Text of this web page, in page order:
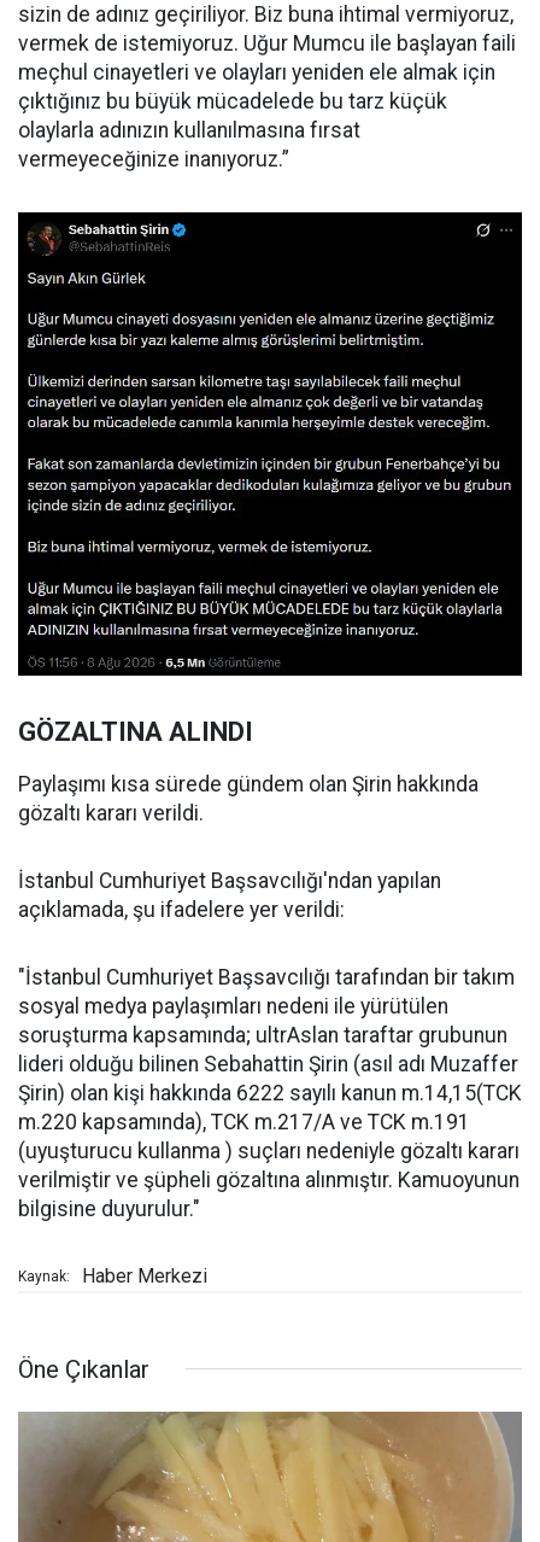
sizin de adınız geçiriliyor. Biz buna ihtimal vermiyoruz,
vermek de istemiyoruz. Uğur Mumcu ile başlayan faili
meçhul cinayetleri ve olayları yeniden ele almak için
çıktığınız bu büyük mücadelede bu tarz küçük
olaylarla adınızın kullanılmasına fırsat
vermeyeceğinize inanıyoruz.”
GÖZALTINA ALINDI
Paylaşımı kısa sürede gündem olan Şirin hakkında
gözaltı kararı verildi.
İstanbul Cumhuriyet Başsavcılığı'ndan yapılan
açıklamada, şu ifadelere yer verildi:
"İstanbul Cumhuriyet Başsavcılığı tarafından bir takım
sosyal medya paylaşımları nedeni ile yürütülen
soruşturma kapsamında; ultrAslan taraftar grubunun
lideri olduğu bilinen Sebahattin Şirin (asıl adı Muzaffer
Şirin) olan kişi hakkında 6222 sayılı kanun m.14,15(TCK
m.220 kapsamında), TCK m.217/A ve TCK m.191
(uyuşturucu kullanma ) suçları nedeniyle gözaltı kararı
verilmiştir ve şüpheli gözaltına alınmıştır. Kamuoyunun
bilgisine duyurulur."
Kaynak: Haber Merkezi
Öne Çıkanlar